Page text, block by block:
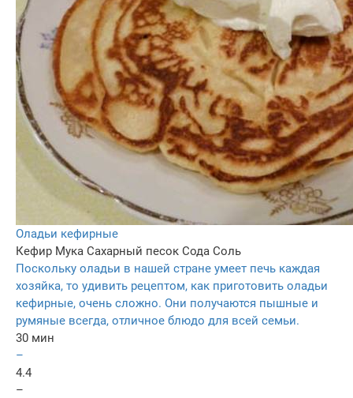
Оладьи кефирные
Кефир Мука Сахарный песок Сода Соль
Поскольку оладьи в нашей стране умеет печь каждая
хозяйка, то удивить рецептом, как приготовить оладьи
кефирные, очень сложно. Они получаются пышные и
румяные всегда, отличное блюдо для всей семьи.
30 мин
–
4.4
–